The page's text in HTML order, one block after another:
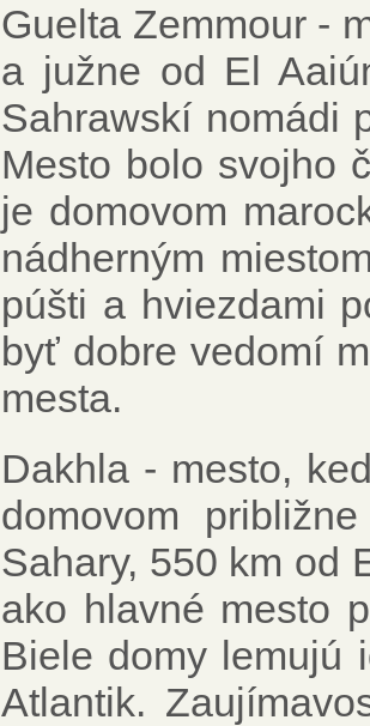
Guelta Zemmour -
a južne od El
Sahrawskí nomádi
Mesto bolo svojho
je domovom
nádherným
púšti a hviezdami
byť dobre vedomí
mesta.
Dakhla - mesto,
domovom
Sahary, 550 km od
ako hlavné mesto
Biele domy lemujú
Atlantik.